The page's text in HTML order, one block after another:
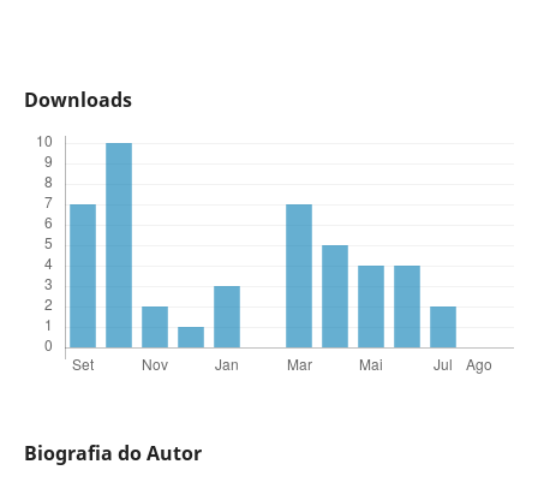
Downloads
Biografia do Autor